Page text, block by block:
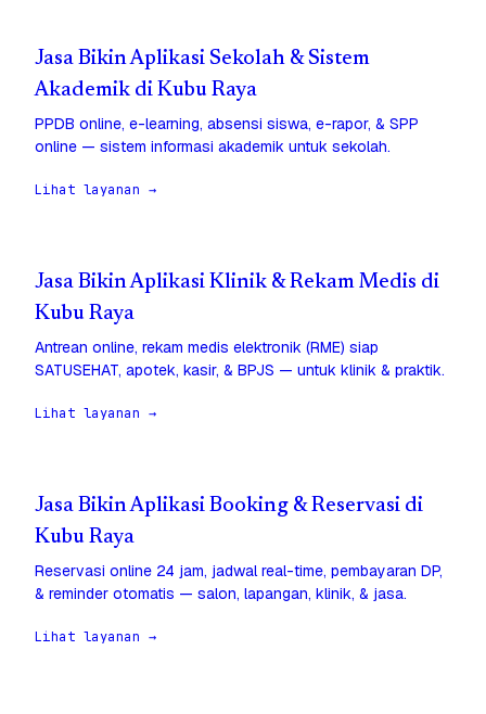
Jasa Bikin Aplikasi Sekolah & Sistem
Akademik di Kubu Raya
PPDB online, e-learning, absensi siswa, e-rapor, & SPP
online — sistem informasi akademik untuk sekolah.
Lihat layanan →
Jasa Bikin Aplikasi Klinik & Rekam Medis di
Kubu Raya
Antrean online, rekam medis elektronik (RME) siap
SATUSEHAT, apotek, kasir, & BPJS — untuk klinik & praktik.
Lihat layanan →
Jasa Bikin Aplikasi Booking & Reservasi di
Kubu Raya
Reservasi online 24 jam, jadwal real-time, pembayaran DP,
& reminder otomatis — salon, lapangan, klinik, & jasa.
Lihat layanan →